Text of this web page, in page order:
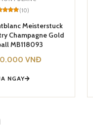
hảo cho những dịp đặc
of 5
on
(10)
Meisterstuck
Champagne Gold
MB118093
VNĐ
NGAY